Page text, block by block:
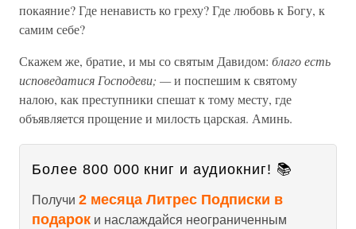
покаяние? Где ненависть ко греху? Где любовь к Богу, к
самим себе?
Скажем же, братие, и мы со святым Давидом: благо есть
исповедатися Господеви; —и поспешим к святому
налою, как преступники спешат к тому месту, где
объявляется прощение и милость царская. Аминь.
Более 800 000 книг и аудиокниг! 📚
Получи 2 месяца Литрес Подписки в
подарок и наслаждайся неограниченным